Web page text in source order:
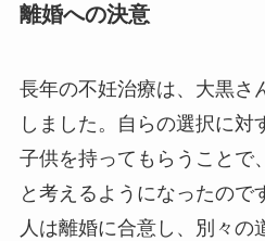
離婚への決意
長年の不妊治療は、大黒さ
しました。自らの選択に対
子供を持ってもらうことで
と考えるようになったので
人は離婚に合意し、別々の